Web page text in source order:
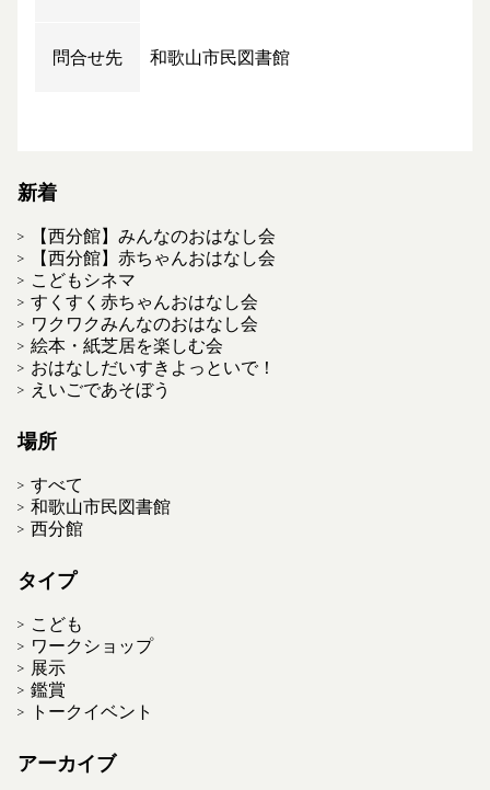
問合せ先 和歌山市民図書館
新着
【西分館】みんなのおはなし会
【西分館】赤ちゃんおはなし会
こどもシネマ
すくすく赤ちゃんおはなし会
ワクワクみんなのおはなし会
絵本・紙芝居を楽しむ会
おはなしだいすきよっといで！
えいごであそぼう
場所
すべて
和歌山市民図書館
西分館
タイプ
こども
ワークショップ
展示
鑑賞
トークイベント
アーカイブ